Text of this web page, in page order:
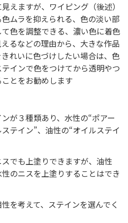
えますが、ワイピング（後述）
ムラを抑えられる、色の淡い部
色を調整できる、濃い色に着色
るなどの理由から、大きな作品
きれいに色づけしたい場合は、色
インで色をつけてから透明やつ
とをお勧めします
が３種類あり、水性の“ポアー
テイン”、油性の“オイルステイ
でも上塗りできますが、油性
のニスを上塗りすることはでき
を考えて、ステインを選んでく